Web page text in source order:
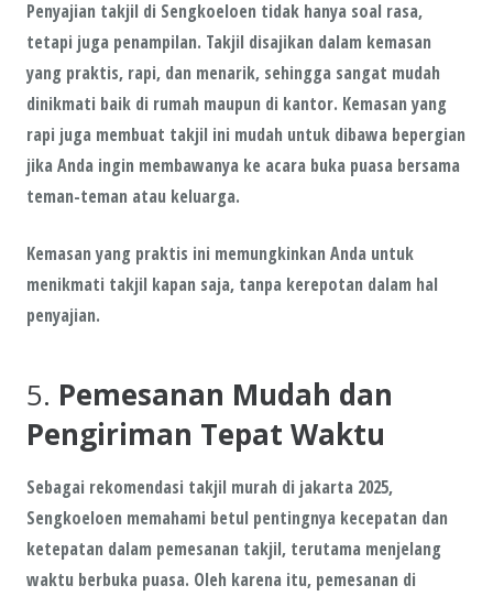
Penyajian takjil di Sengkoeloen tidak hanya soal rasa,
tetapi juga penampilan. Takjil disajikan dalam kemasan
yang praktis, rapi, dan menarik, sehingga sangat mudah
dinikmati baik di rumah maupun di kantor. Kemasan yang
rapi juga membuat takjil ini mudah untuk dibawa bepergian
jika Anda ingin membawanya ke acara buka puasa bersama
teman-teman atau keluarga.
Kemasan yang praktis ini memungkinkan Anda untuk
menikmati takjil kapan saja, tanpa kerepotan dalam hal
penyajian.
5. Pemesanan Mudah dan
Pengiriman Tepat Waktu
Sebagai rekomendasi takjil murah di jakarta 2025,
Sengkoeloen memahami betul pentingnya kecepatan dan
ketepatan dalam pemesanan takjil, terutama menjelang
waktu berbuka puasa. Oleh karena itu, pemesanan di